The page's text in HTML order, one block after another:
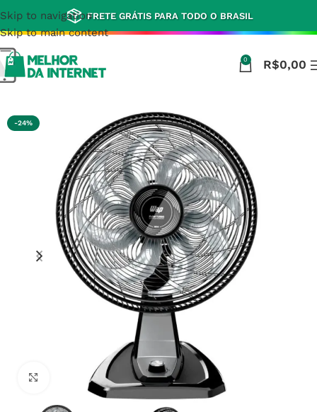
Skip to navigation
Skip to main content
FRETE GRÁTIS PARA TODO O BRASIL
0 R$0,00
Início
-24%
Clique para ampliar